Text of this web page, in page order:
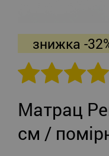
знижка -
Матрац
см /